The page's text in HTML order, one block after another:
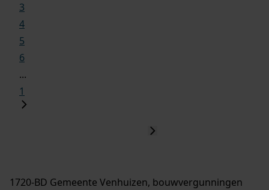
3
4
5
6
...
1
1720-BD Gemeente Venhuizen, bouwvergunningen